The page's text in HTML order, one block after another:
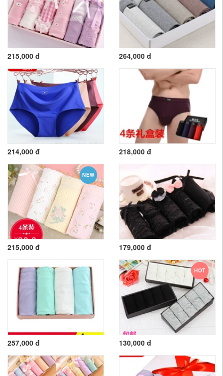
215,000 đ 264,000 đ
214,000 đ 218,000 đ
NEW
215,000 đ 179,000 đ
257,000 đ
HOT
130,000 đ